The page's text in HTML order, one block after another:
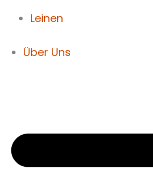
Leinen
Über Uns